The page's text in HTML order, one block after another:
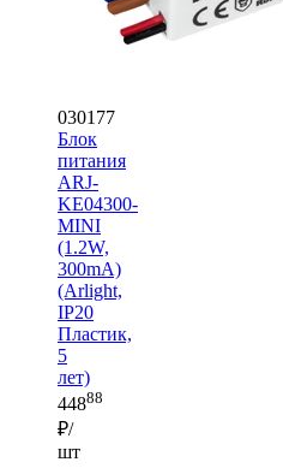
030177
Блок
питания
ARJ-
KE04300-
MINI
(1.2W,
300mA)
(Arlight,
IP20
Пластик,
5
лет)
44888
₽/
шт